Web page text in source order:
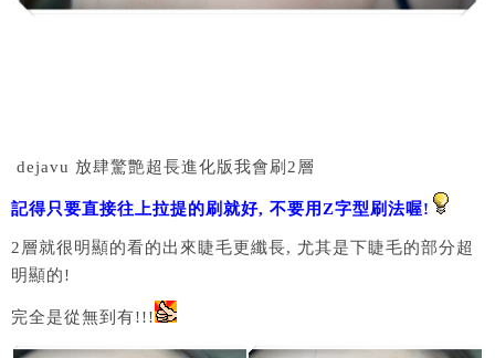
dejavu 放肆驚艶超長進化版我會刷2層
記得只要直接往上拉提的刷就好, 不要用Z字型刷法喔!
2層就很明顯的看的出來睫毛更纖長, 尤其是下睫毛的部分超
明顯的!
完全是從無到有!!!